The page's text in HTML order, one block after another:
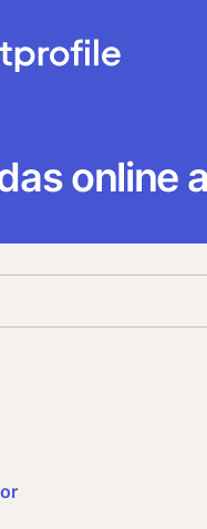
online